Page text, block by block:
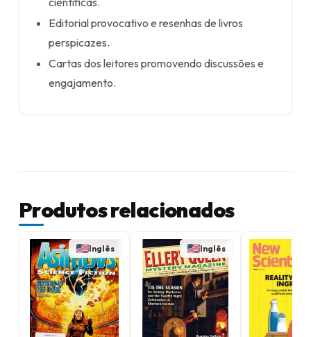
Editorial provocativo e resenhas de livros
perspicazes.
Cartas dos leitores promovendo discussões e
engajamento.
Produtos relacionados
Inglês Inglês